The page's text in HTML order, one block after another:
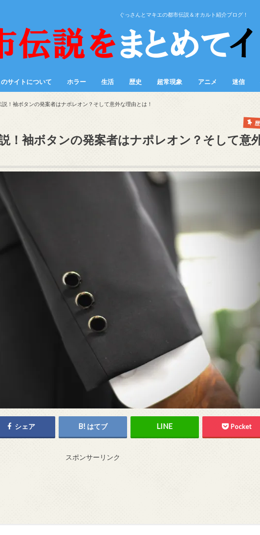
ぐっさんとマキエの都市伝説＆オカルト紹介ブログ！
のサイトについて ホラー 生活 歴史 超常現象 アニメ 迷信
説！袖ボタンの発案者はナポレオン？そして意外な理由とは！
！袖ボタンの発案者はナポレオン？そして意
シェア はてブ Pocket
スポンサーリンク